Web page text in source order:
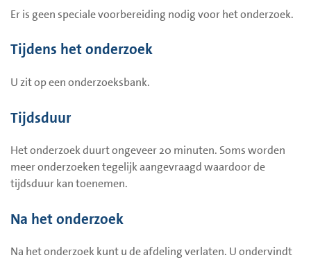
Er is geen speciale voorbereiding nodig voor het onderzoek.
Tijdens het onderzoek
U zit op een onderzoeksbank.
Tijdsduur
Het onderzoek duurt ongeveer 20 minuten. Soms worden
meer onderzoeken tegelijk aangevraagd waardoor de
tijdsduur kan toenemen.
Na het onderzoek
Na het onderzoek kunt u de afdeling verlaten. U ondervindt